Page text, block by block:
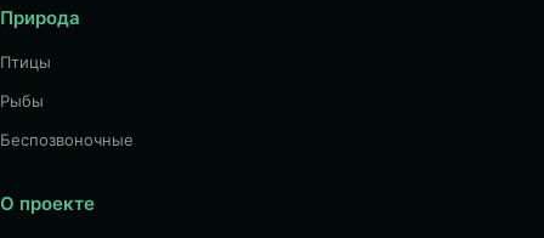
Природа
Птицы
Рыбы
Беспозвоночные
О проекте